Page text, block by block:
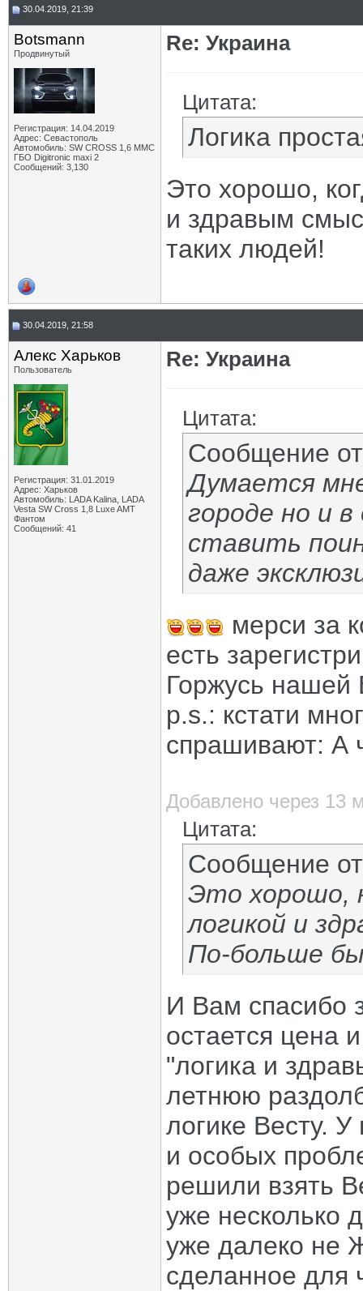
30.04.2019, 21:39
Botsmann
Продвинутый
Регистрация: 14.04.2019
Адрес: Севастополь
Автомобиль: SW CROSS 1,6 ММС
ГБО Digitronic maxi 2
Сообщений: 3,130
Re: Украина
Цитата:
Логика
Это хорошо,
и здравым
таких людей!
30.04.2019, 21:58
Алекс Харьков
Пользователь
Регистрация: 31.01.2019
Адрес: Харьков
Автомобиль: LADA Kalina, LADA
Vesta SW Cross 1,8 Luxe AMT
Фантом
Сообщений: 41
Re: Украина
Цитата:
Сообщение
Думается
городе но и
ставить
даже
мерси за
есть
Горжусь нашей
p.s.: кстати
спрашивают: А
Добавлено через 13
Цитата:
Сообщение
Это хорошо,
логикой и
По-больше
И Вам спасибо
остается цена
"логика и
летнюю
логике Весту.
и особых
решили взять
уже несколько
уже далеко не
сделанное